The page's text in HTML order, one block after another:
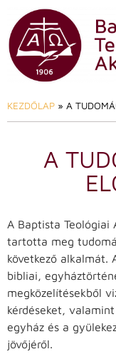
KEZDŐLAP » A
A
A Baptista Teológiai
tartotta meg
következő alkalmát.
bibliai,
megközelítésekből
kérdéseket,
egyház és a
jövőjéről.